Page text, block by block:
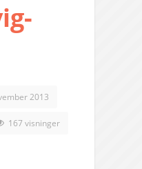
2013
167 visninger